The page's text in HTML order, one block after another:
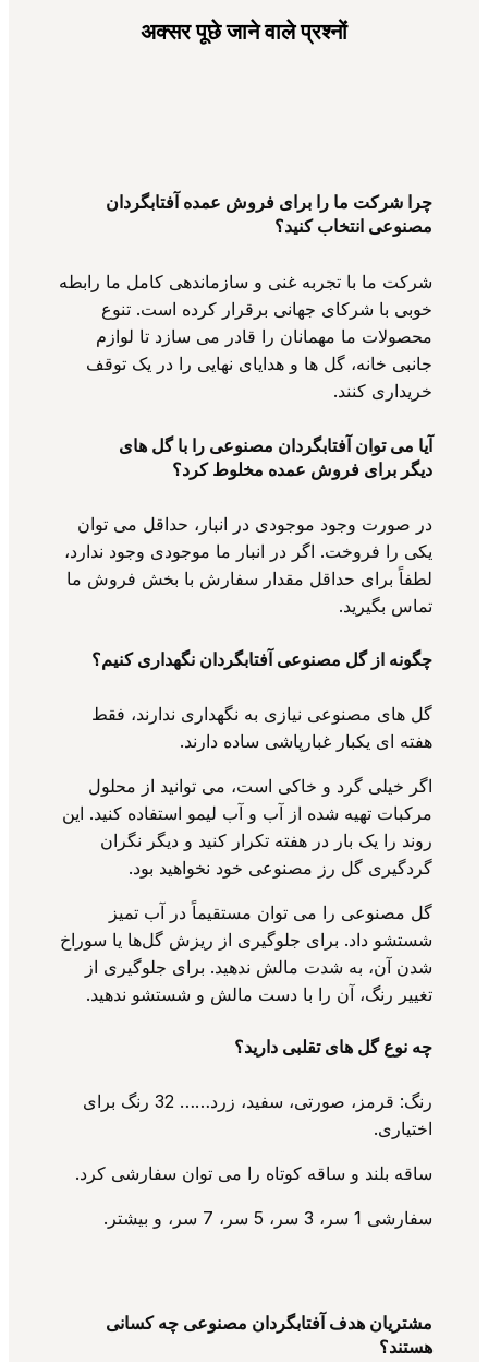
अक्सर पूछे जाने वाले प्रश्नों
چرا شرکت ما را برای فروش عمده آفتابگردان
مصنوعی انتخاب کنید؟
شرکت ما با تجربه غنی و سازماندهی کامل ما رابطه
خوبی با شرکای جهانی برقرار کرده است. تنوع
محصولات ما مهمانان را قادر می سازد تا لوازم
جانبی خانه، گل ها و هدایای نهایی را در یک توقف
خریداری کنند.
آیا می توان آفتابگردان مصنوعی را با گل های
دیگر برای فروش عمده مخلوط کرد؟
در صورت وجود موجودی در انبار، حداقل می توان
یکی را فروخت. اگر در انبار ما موجودی وجود ندارد،
لطفاً برای حداقل مقدار سفارش با بخش فروش ما
تماس بگیرید.
چگونه از گل مصنوعی آفتابگردان نگهداری کنیم؟
گل های مصنوعی نیازی به نگهداری ندارند، فقط
هفته ای یکبار غبارپاشی ساده دارند.
اگر خیلی گرد و خاکی است، می توانید از محلول
مرکبات تهیه شده از آب و آب لیمو استفاده کنید. این
روند را یک بار در هفته تکرار کنید و دیگر نگران
گردگیری گل رز مصنوعی خود نخواهید بود.
گل مصنوعی را می توان مستقیماً در آب تمیز
شستشو داد. برای جلوگیری از ریزش گل‌ها یا سوراخ
شدن آن، به شدت مالش ندهید. برای جلوگیری از
تغییر رنگ، آن را با دست مالش و شستشو ندهید.
چه نوع گل های تقلبی دارید؟
رنگ: قرمز، صورتی، سفید، زرد…… 32 رنگ برای
اختیاری.
ساقه بلند و ساقه کوتاه را می توان سفارشی کرد.
سفارشی 1 سر، 3 سر، 5 سر، 7 سر، و بیشتر.
مشتریان هدف آفتابگردان مصنوعی چه کسانی
هستند؟